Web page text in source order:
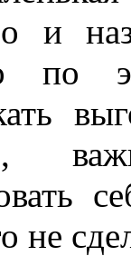
и
по
не